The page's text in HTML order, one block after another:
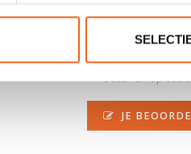
0 sterren op
JE